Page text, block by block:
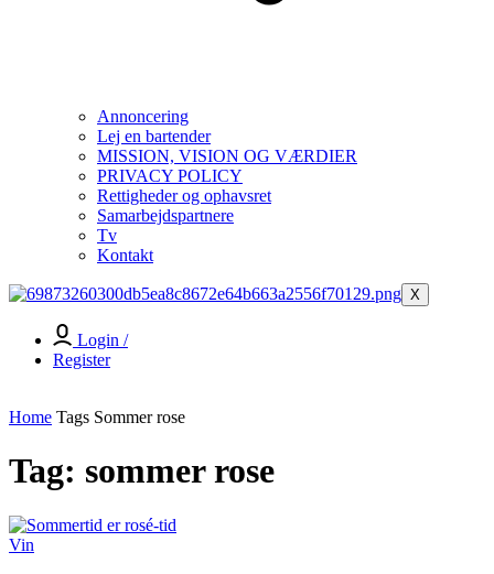
Annoncering
Lej en bartender
MISSION, VISION OG VÆRDIER
PRIVACY POLICY
Rettigheder og ophavsret
Samarbejdspartnere
Tv
Kontakt
X
Login /
Register
Home Tags Sommer rose
Tag: sommer rose
Vin